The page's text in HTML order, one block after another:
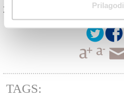
Prilagodi
Za branje in pisanje komentarjev
TAGS: